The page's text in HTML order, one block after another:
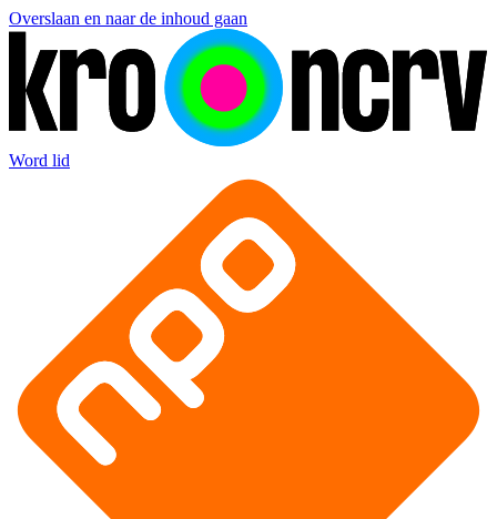
Overslaan en naar de inhoud gaan
Word lid